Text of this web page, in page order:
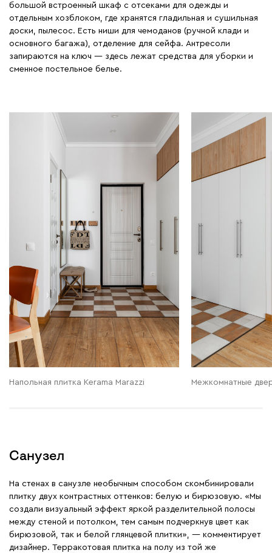
большой встроенный шкаф с отсеками для одежды и
отдельным хозблоком, где хранятся гладильная и сушильная
доски, пылесос. Есть ниши для чемоданов (ручной клади и
основного багажа), отделение для сейфа. Антресоли
запираются на ключ — здесь лежат средства для уборки и
сменное постельное белье.
Напольная плитка Kerama Marazzi Межкомнатные
Санузел
На стенах в санузле необычным способом скомбинировали
плитку двух контрастных оттенков: белую и бирюзовую. «Мы
создали визуальный эффект яркой разделительной полосы
между стеной и потолком, тем самым подчеркнув цвет как
бирюзовой, так и белой глянцевой плитки», — комментирует
дизайнер. Терракотовая плитка на полу из той же